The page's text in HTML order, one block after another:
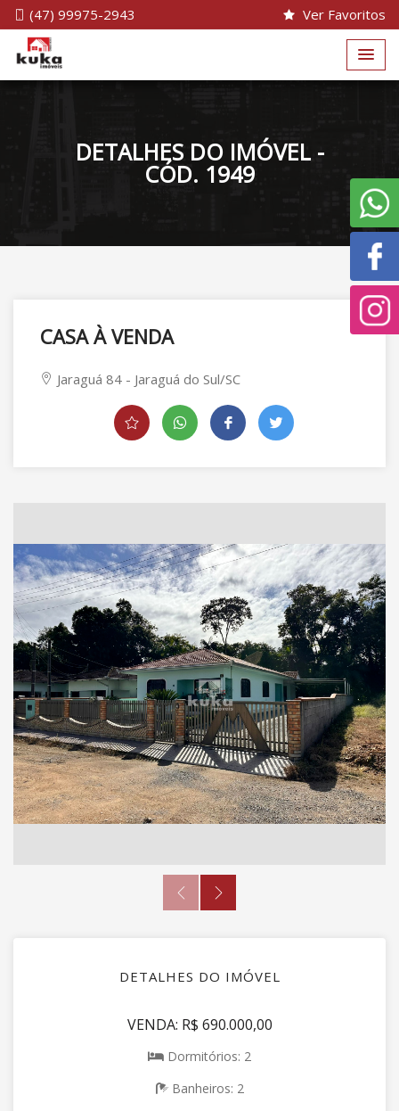
(47) 99975-2943 Ver Favoritos
DETALHES DO IMÓVEL -
CÓD. 1949
CASA À VENDA
Jaraguá 84 - Jaraguá do Sul/SC
DETALHES DO IMÓVEL
VENDA: R$ 690.000,00
Dormitórios: 2
Banheiros: 2